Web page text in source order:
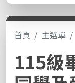
首頁 主選單
115級